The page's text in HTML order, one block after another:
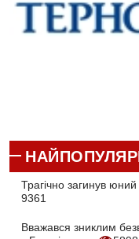
Трагічно загинув
9361
Вважався зниклим